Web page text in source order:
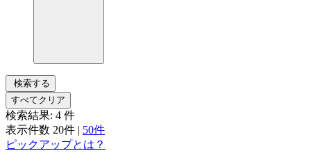
検索する
すべてクリア
検索結果: 4 件
表示件数 20件 | 50件
ピックアップとは？